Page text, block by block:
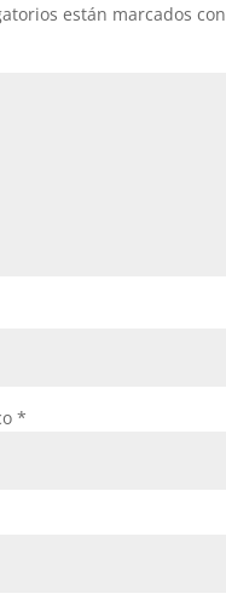
están marcados con
*